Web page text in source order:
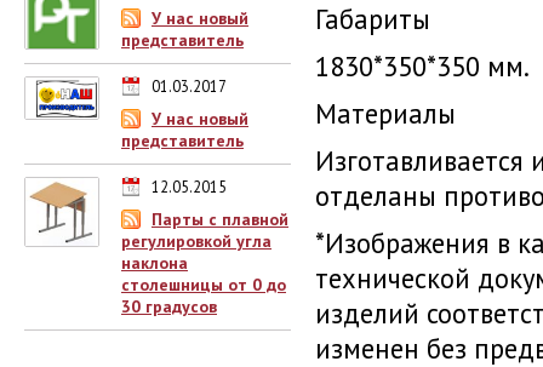
У нас новый
представитель
01.03.2017
У нас новый
представитель
12.05.2015
Парты с плавной
регулировкой угла
наклона
столешницы от 0 до
30 градусов
Габариты
1830*350*350 мм.
Материалы
отделаны
*Изображения в
технической
изделий
изменен без